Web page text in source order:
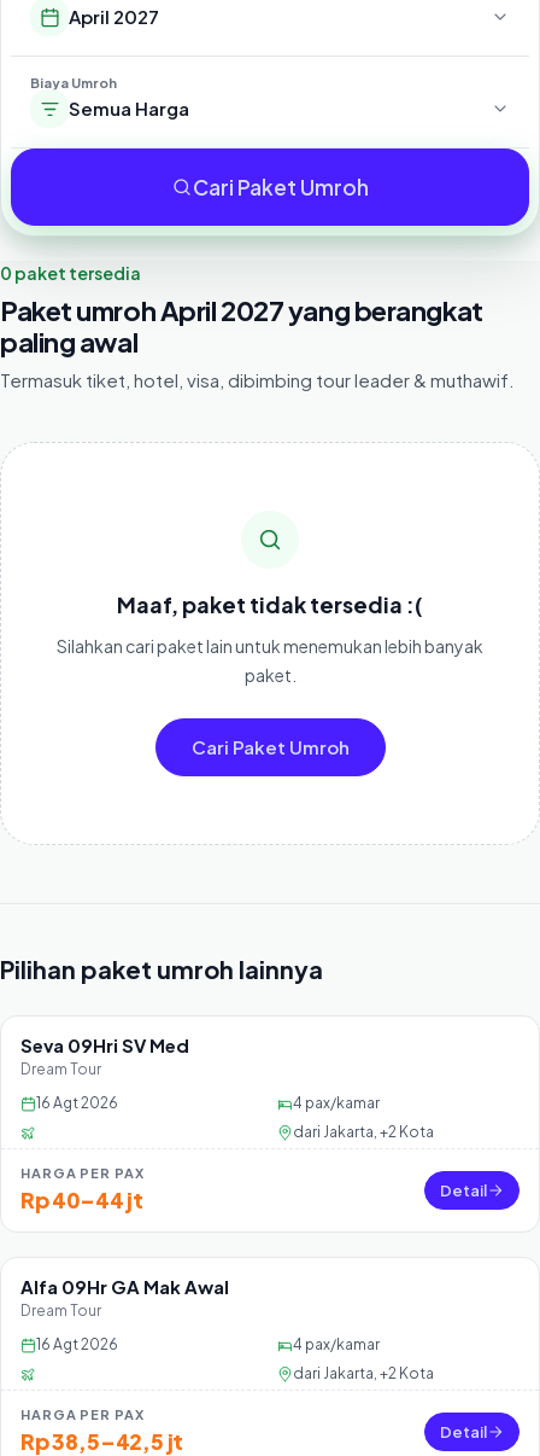
April 2027
Biaya Umroh
Semua Harga
Cari Paket Umroh
0 paket tersedia
Paket umroh April 2027 yang berangkat
paling awal
Termasuk tiket, hotel, visa, dibimbing tour leader & muthawif.
Maaf, paket tidak tersedia :(
Silahkan cari paket lain untuk menemukan lebih banyak
paket.
Cari Paket Umroh
Pilihan paket umroh lainnya
Sisa 36 seat
Seva 09Hri SV Med
Dream Tour
16 Agt 2026
4 pax/kamar
dari Jakarta, +2 Kota
HARGA PER PAX
Rp 40–44 jt Detail
Sisa 36 seat
Alfa 09Hr GA Mak Awal
Dream Tour
16 Agt 2026
4 pax/kamar
dari Jakarta, +2 Kota
HARGA PER PAX
Rp 38,5–42,5 jt Detail